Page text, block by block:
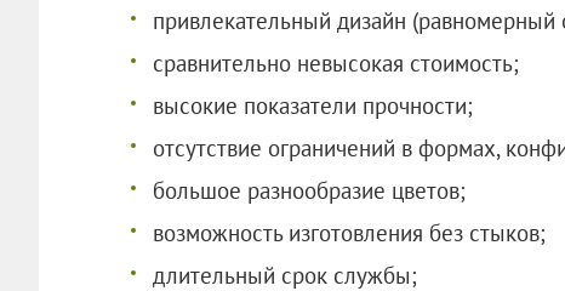
привлекательный дизайн (равномерный
сравнительно невысокая стоимость;
высокие показатели прочности;
отсутствие ограничений в формах,
большое разнообразие цветов;
возможность изготовления без стыков;
длительный срок службы;